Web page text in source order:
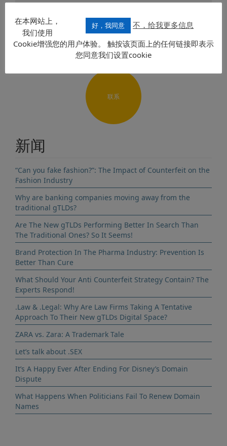
发送要求
联系
新闻
“Can you fake fashion?”: The Impact of Counterfeit on the
Fashion Industry
Why are banking companies moving away from the
traditional gTLDs?
Are The New gTLDs Performing Better In Search Than
The Traditional Ones? So It Seems!
Brand Protection In The Pharma Industry: Prevention Is
Better Than Cure
What Should Your Anti Counterfeit Strategy Contain? The
Experts Respond!
.Law & .Legal: Why Are Law Firms Taking A Tentative
Approach To Their New gTLDs Digital Space?
ZARA vs. Zara: A Trademark Tale
Let’s talk about .SEX
It’s A Happy Ever After Ending For Disney’s Domain
Dispute
What Happens When Politicians Fail To Renew Domain
Names
好，我同意 不，给我更多信息
在本网站上，
我们使用
Cookie增强您的用户体验。 触按该页面上的任何链接即表示
您同意我们设置cookie